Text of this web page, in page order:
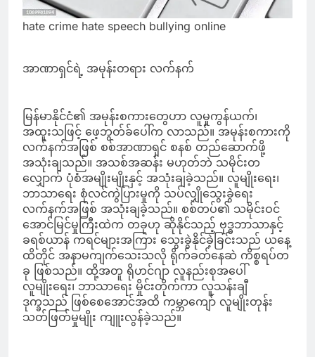
hate crime hate speech bullying online
အာဏာရှင်ရဲ့ အမုန်းတရား လက်နက်
မြန်မာနိုင်ငံ၏ အမုန်းစကားတွေဟာ လူမှုကွန်ယက်၊
အထူးသဖြင့် ဖေ့ဘွတ်ခ်ပေါ်က လာသည်။ အမုန်းစကားကို
လက်နက်အဖြစ် စစ်အာဏာရှင် စနစ် တည်ဆောက်ဖို့
အသုံးချသည်။ အသစ်အဆန်း မဟုတ်ဘဲ သမိုင်းတ
လျှောက် ပုံစံအမျိုးမျိုးနှင့် အသုံးချခဲ့သည်။ လူမျိုးရေး၊
ဘာသာရေး စုံလင်ကွဲပြားမှုကို သပ်လျှိုသွေးခွဲရေး
လက်နက်အဖြစ် အသုံးချခဲ့သည်။ စစ်တပ်၏ သမိုင်းဝင်
အောင်မြင်မှုကြီးထဲက တခုဟု ဆိုနိုင်သည့် ဗုဒ္ဓဘာသာနှင့်
ခရစ်ယာန် ကရင်များအကြား သွေးခွဲနိုင်ခဲ့ခြင်းသည် ယနေ့
ထိတိုင် အနာမကျက်သေးသလို ရိုက်ခတ်နေဆဲ ကိစ္စရပ်တ
ခု ဖြစ်သည်။ ထို့အတူ ရိုဟင်ဂျာ လူနည်းစုအပေါ်
လူမျိုးရေး၊ ဘာသာရေး မှိုင်းတိုက်ကာ လူသန်းချီ
ဒုက္ခသည် ဖြစ်စေအောင်အထိ ကမ္ဘာကျော် လူမျိုးတုန်း
သတ်ဖြတ်မှုမျိုး ကျူးလွန်ခဲ့သည်။